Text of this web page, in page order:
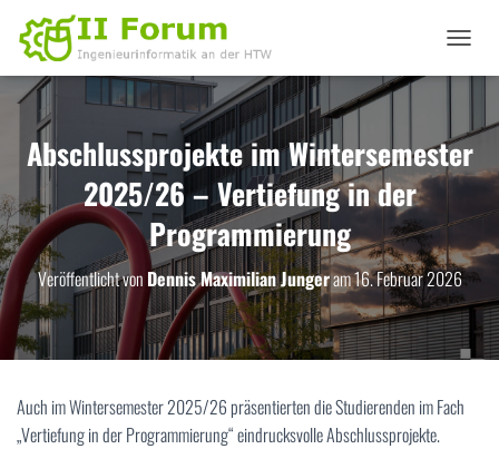
A
G
A
T
O
N
U
M
S
C
H
T
Abschlussprojekte im Wintersemester
2025/26 – Vertiefung in der
Programmierung
Veröffentlicht von Dennis Maximilian Jungeram16. Februar 2026
Auch im Wintersemester 2025/26 präsentierten die Studierenden im Fach
„Vertiefung in der Programmierung“ eindrucksvolle Abschlussprojekte.